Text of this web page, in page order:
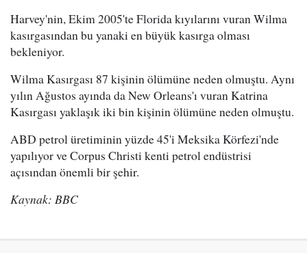
Harvey'nin, Ekim 2005'te Florida kıyılarını vuran Wilma
kasırgasından bu yanaki en büyük kasırga olması
bekleniyor.
Wilma Kasırgası 87 kişinin ölümüne neden olmuştu. Aynı
yılın Ağustos ayında da New Orleans'ı vuran Katrina
Kasırgası yaklaşık iki bin kişinin ölümüne neden olmuştu.
ABD petrol üretiminin yüzde 45'i Meksika Körfezi'nde
yapılıyor ve Corpus Christi kenti petrol endüstrisi
açısından önemli bir şehir.
Kaynak: BBC